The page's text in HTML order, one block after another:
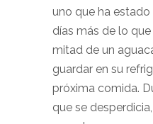
uno que ha estado
días más de lo
mitad de un
guardar en su
próxima comida.
que se